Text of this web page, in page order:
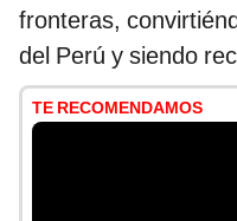
fronteras,
del Perú y siendo
TE RECOMENDAMOS